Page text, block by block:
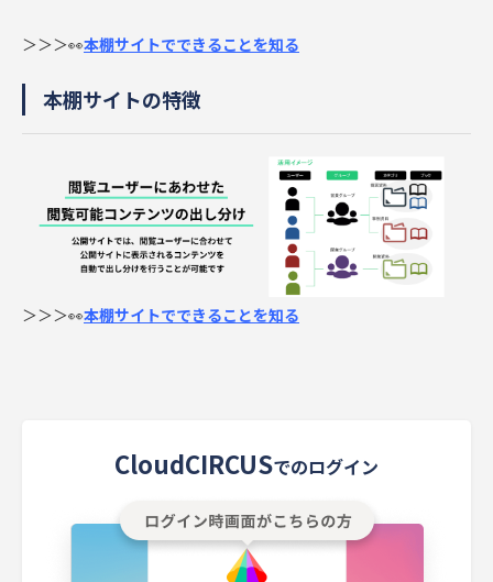
＞＞＞👀本棚サイトでできることを知る
本棚サイトの特徴
＞＞＞👀本棚サイトでできることを知る
CloudCIRCUSでのログイン